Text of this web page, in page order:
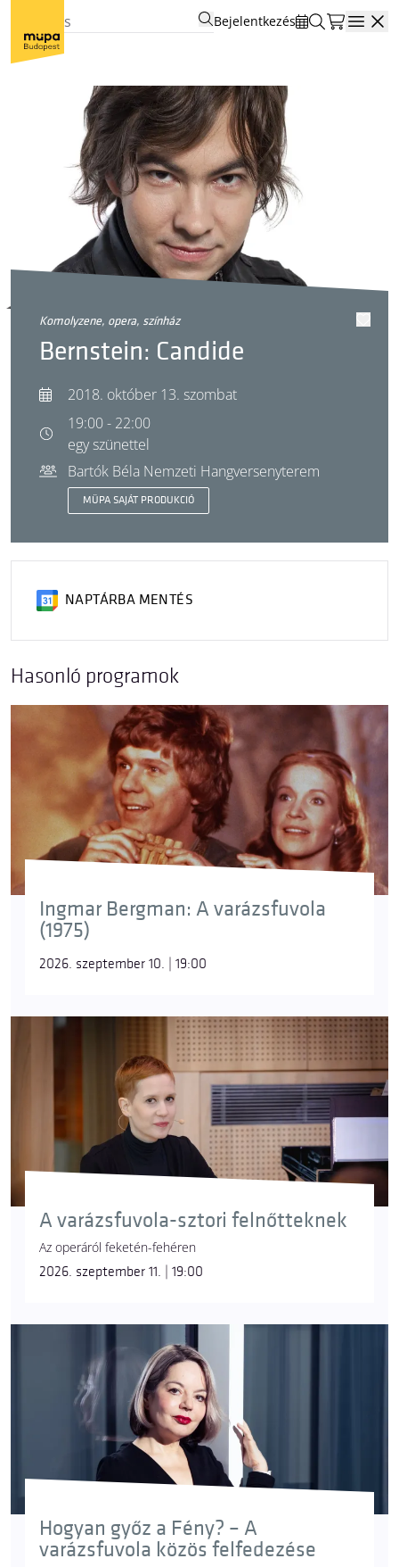
Bejelentkezés
komolyzene, opera, színház
Bernstein: Candide
2018. október 13. szombat
19:00 - 22:00
egy szünettel
Bartók Béla Nemzeti Hangversenyterem
MÜPA SAJÁT PRODUKCIÓ
NAPTÁRBA MENTÉS
Hasonló programok
Ingmar Bergman: A varázsfuvola
(1975)
2026. szeptember 10. | 19:00
A varázsfuvola-sztori felnőtteknek
Az operáról feketén-fehéren
2026. szeptember 11. | 19:00
Hogyan győz a Fény? – A
varázsfuvola közös felfedezése